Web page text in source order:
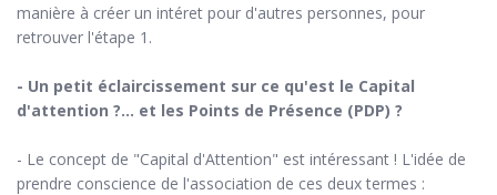
manière à créer un intéret pour d'autres personnes, pour
retrouver l'étape 1.
- Un petit éclaircissement sur ce qu'est le Capital
d'attention ?... et les Points de Présence (PDP) ?
- Le concept de "Capital d'Attention" est intéressant ! L'idée de
prendre conscience de l'association de ces deux termes :